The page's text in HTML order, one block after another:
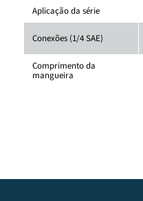
Aplicação da série
Conexões (1/4 SAE)
Comprimento da
mangueira